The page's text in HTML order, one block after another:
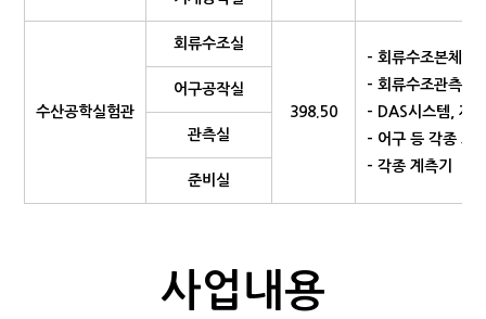
수산공학실험관
회류수조실
398.50
- 회류수조본체 및
- 회류수조관측장
- DAS시스템, 제
- 어구 등 각종 모
- 각종 계측기
어구공작실
관측실
준비실
사업내용